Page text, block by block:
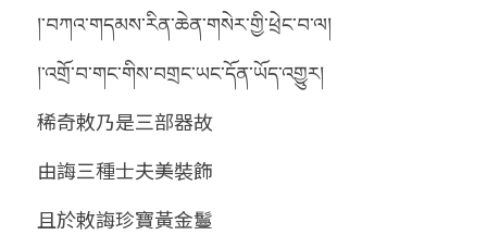
།་བཀའ་གདམས་རིན་ཆེན་གསེར་གྱི་ཕྲེང་བ་ལ།
།་འགྲོ་བ་གང་གིས་བགྲང་ཡང་དོན་ཡོད་འགྱུར།
稀奇敕乃是三部器故
由誨三種士夫美裝飾
且於敕誨珍寶黃金鬘